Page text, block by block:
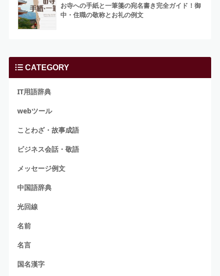
お寺への手紙と一筆箋の宛名書き完全ガイド！御
中・住職の敬称とお礼の例文
CATEGORY
IT用語辞典
webツール
ことわざ・故事成語
ビジネス会話・敬語
メッセージ例文
中国語辞典
光回線
名前
名言
国名漢字